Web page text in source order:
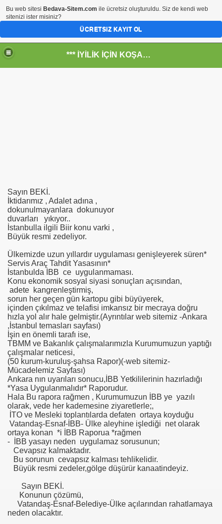
*** İYİLİK İÇİN KOŞANLARIN YERİ***
Sayın BEKİ.
İktidarımız , Adalet adına ,
dokunulmayanlara dokunuyor
duvarları yıkıyor..
İstanbulla ilgili Biir konu varki ,
Büyük resmi zedeliyor.
Ülkemizde uzun yıllardır uygulaması genişleyerek süren*
Servis Araç Tahdit Yasasının*
İstanbulda İBB ce uygulanmaması.
Konu ekonomik sosyal siyasi sonuçları açısından,
adete kangrenleştirmiş,
sorun her geçen gün kartopu gibi büyüyerek,
içinden çıkılmaz ve telafisi imkansız bir mecraya doğru
hızla yol alır hale gelmiştir.(Ayrıntılar web sitemiz -Ankara
,İstanbul temasları sayfası)
İşin en önemli tarafı ise,
TBMM ve Bakanlık çalışmalarımızla Kurumumuzun yaptığı
çalışmalar neticesi,
(50 kurum-kuruluş-şahsa Rapor)(-web sitemiz-
Mücadelemiz Sayfası)
Ankara nın uyarıları sonucu,İBB Yetkililerinin hazırladığı
*Yasa Uygulanmalıdır* Raporudur.
Hala Bu rapora rağmen , Kurumumuzun İBB ye yazılı
olarak, vede her kademesine ziyaretlerle;,
İTO ve Mesleki toplantılarda defaten ortaya koyduğu
Vatandaş-Esnaf-İBB- Ülke aleyhine işlediği net olarak
ortaya konan *i İBB Raporua *rağmen
- İBB yasayı neden uygulamaz sorusunun;
Cevapsız kalmaktadır.
Bu sorunun cevapsız kalması tehlikelidir.
Büyük resmi zedeler,gölge düşürür kanaatindeyiz.
Sayın BEKİ.
Konunun çözümü,
Vatandaş-Esnaf-Belediye-Ülke açılarından rahatlamaya
neden olacaktır.
Ne Yapar---
Birbirine Düşürme Oyunu
Vekilimize
AÇTINIZMI?
Bu web sitesi Bedava-Sitem.com ile ücretsiz oluşturuldu. Siz de kendi web
sitenizi ister misiniz?
ÜCRETSIZ KAYIT OL